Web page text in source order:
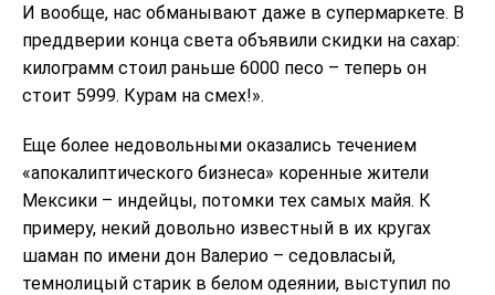
И вообще, нас обманывают даже в супермаркете. В
преддверии конца света объявили скидки на сахар:
килограмм стоил раньше 6000 песо – теперь он
стоит 5999. Курам на смех!».
Еще более недовольными оказались течением
«апокалиптического бизнеса» коренные жители
Мексики – индейцы, потомки тех самых майя. К
примеру, некий довольно известный в их кругах
шаман по имени дон Валерио – седовласый,
темнолицый старик в белом одеянии, выступил по